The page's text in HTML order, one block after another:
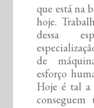
que está na
hoje.
dessa
de
esforço
Hoje é tal a
conseguem